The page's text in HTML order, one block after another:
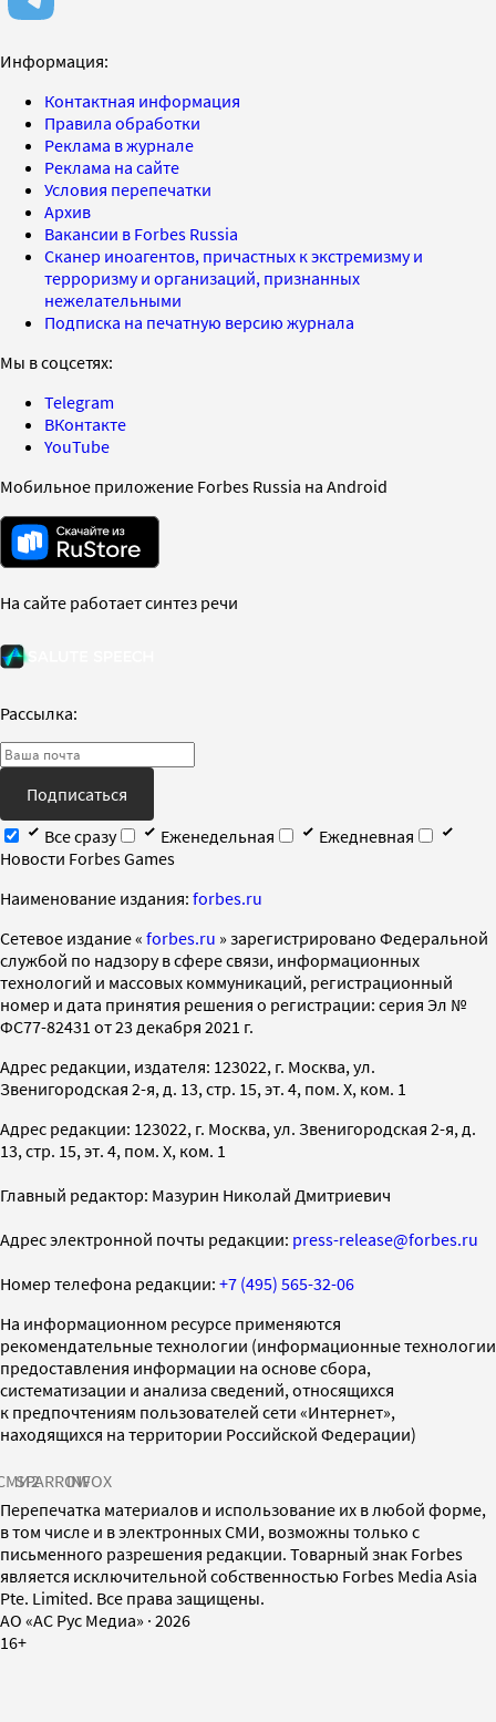
Информация:
Контактная информация
Правила обработки
Реклама в журнале
Реклама на сайте
Условия перепечатки
Архив
Вакансии в Forbes Russia
Сканер иноагентов, причастных к экстремизму и
терроризму и организаций, признанных
нежелательными
Подписка на печатную версию журнала
Мы в соцсетях:
Telegram
ВКонтакте
YouTube
Мобильное приложение Forbes Russia на Android
На сайте работает синтез речи
Рассылка:
Подписаться
Все сразу
Еженедельная
Ежедневная
Новости Forbes Games
Наименование издания: forbes.ru
Cетевое издание « forbes.ru » зарегистрировано Федеральной
службой по надзору в сфере связи, информационных
технологий и массовых коммуникаций, регистрационный
номер и дата принятия решения о регистрации: серия Эл №
ФС77-82431 от 23 декабря 2021 г.
Адрес редакции, издателя: 123022, г. Москва, ул.
Звенигородская 2-я, д. 13, стр. 15, эт. 4, пом. X, ком. 1
Адрес редакции: 123022, г. Москва, ул. Звенигородская 2-я, д.
13, стр. 15, эт. 4, пом. X, ком. 1
Главный редактор: Мазурин Николай Дмитриевич
Адрес электронной почты редакции: press-release@forbes.ru
Номер телефона редакции: +7 (495) 565-32-06
На информационном ресурсе применяются
рекомендательные технологии (информационные технологии
предоставления информации на основе сбора,
систематизации и анализа сведений, относящихся
к предпочтениям пользователей сети «Интернет»,
находящихся на территории Российской Федерации)
SPARROWINFOX
Перепечатка материалов и использование их в любой форме,
в том числе и в электронных СМИ, возможны только с
письменного разрешения редакции. Товарный знак Forbes
является исключительной собственностью Forbes Media Asia
Pte. Limited. Все права защищены.
AO «АС Рус Медиа» · 2026
16+